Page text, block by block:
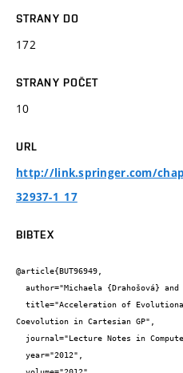
STRANY DO
172
STRANY POČET
10
URL
http://link.springer.com/
32937-1_17
BIBTEX
@article{BUT96949,
Coevolution in Cartesian GP",